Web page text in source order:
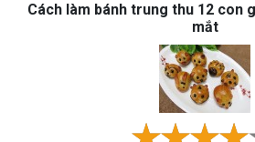
Cách làm bánh trung thu 12 con
mắt